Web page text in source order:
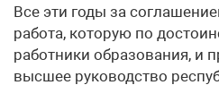
Все эти годы за
работа, которую по
работники образования, и
высшее руководство